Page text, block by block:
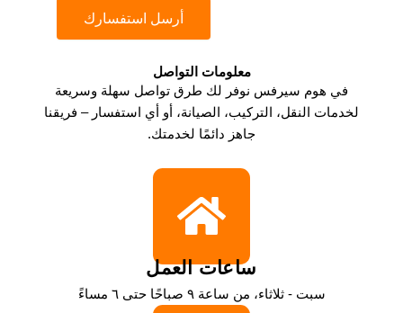
أرسل استفسارك
معلومات التواصل​
في هوم سيرفس نوفر لك طرق تواصل سهلة وسريعة
لخدمات النقل، التركيب، الصيانة، أو أي استفسار – فريقنا
جاهز دائمًا لخدمتك.
ساعات العمل
سبت - ثلاثاء، من ساعة ٩ صباحًا حتى ٦ مساءً